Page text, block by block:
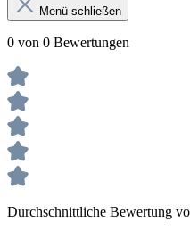
Menü schließen
0 von 0 Bewertungen
Durchschnittliche Bewertung